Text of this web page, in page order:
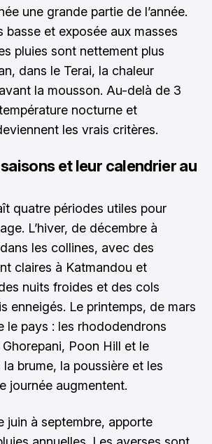
une grande partie de l’année.
basse et exposée aux masses
pluies sont nettement plus
dans le Terai, la chaleur
la mousson. Au-delà de 3
nocturne et
les vrais critères.
et leur calendrier au
quatre périodes utiles pour
L’hiver, de décembre à
les collines, avec des
claires à Katmandou et
nuits froides et des cols
enneigés. Le printemps, de mars
le pays : les rhododendrons
Poon Hill et le
brume, la poussière et les
journée augmentent.
juin à septembre, apporte